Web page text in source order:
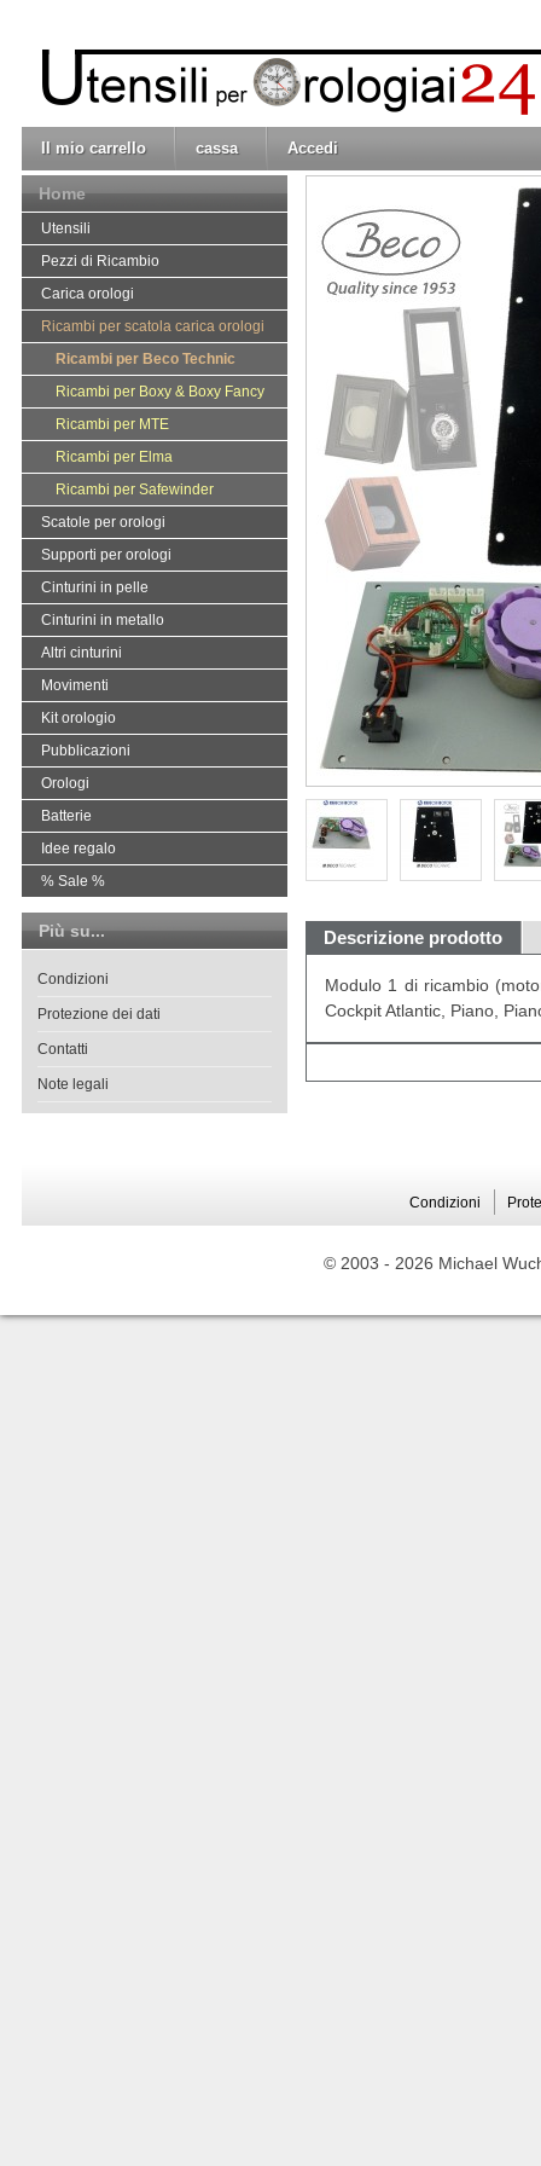
Il mio carrello cassa Accedi
Descrizione prodotto
Modulo 1 di ricambio
Cockpit Atlantic, Piano,
Home
Utensili
Pezzi di Ricambio
Carica orologi
Ricambi per scatola carica orologi
Ricambi per Beco Technic
Ricambi per Boxy & Boxy Fancy
Ricambi per MTE
Ricambi per Elma
Ricambi per Safewinder
Scatole per orologi
Supporti per orologi
Cinturini in pelle
Cinturini in metallo
Altri cinturini
Movimenti
Kit orologio
Pubblicazioni
Orologi
Batterie
Idee regalo
% Sale %
Più su...
Condizioni
Protezione dei dati
Contatti
Note legali
Condizioni
© 2003 - 2026 Michael